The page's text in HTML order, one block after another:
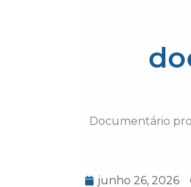
Documentário
junho 26, 2026